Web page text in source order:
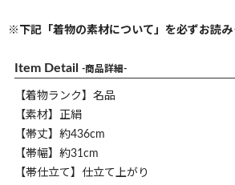
※下記「着物の素材について」を必ずお読み
Item Detail -商品詳細-
【着物ランク】名品
【素材】正絹
【帯丈】約436cm
【帯幅】約31cm
【帯仕立て】仕立て上がり